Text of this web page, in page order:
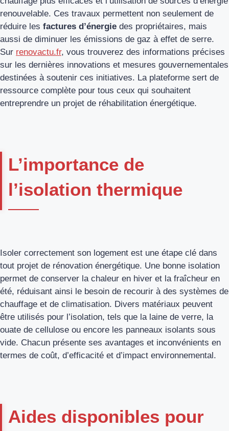
renouvelable. Ces travaux permettent non seulement de
réduire les factures d’énergie des propriétaires, mais
aussi de diminuer les émissions de gaz à effet de serre.
Sur renovactu.fr, vous trouverez des informations précises
sur les dernières innovations et mesures gouvernementales
destinées à soutenir ces initiatives. La plateforme sert de
ressource complète pour tous ceux qui souhaitent
entreprendre un projet de réhabilitation énergétique.
L’importance de
l’isolation thermique
Isoler correctement son logement est une étape clé dans
tout projet de rénovation énergétique. Une bonne isolation
permet de conserver la chaleur en hiver et la fraîcheur en
été, réduisant ainsi le besoin de recourir à des systèmes de
chauffage et de climatisation. Divers matériaux peuvent
être utilisés pour l’isolation, tels que la laine de verre, la
ouate de cellulose ou encore les panneaux isolants sous
vide. Chacun présente ses avantages et inconvénients en
termes de coût, d’efficacité et d’impact environnemental.
Aides disponibles pour